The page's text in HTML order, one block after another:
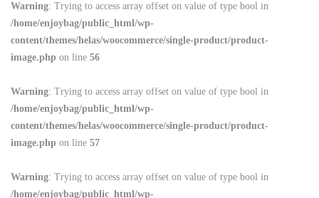
Warning: Trying to access array offset on value of type bool in
/home/enjoybag/public_html/wp-
content/themes/helas/woocommerce/single-product/product-
image.php on line 56
Warning: Trying to access array offset on value of type bool in
/home/enjoybag/public_html/wp-
content/themes/helas/woocommerce/single-product/product-
image.php on line 57
Warning: Trying to access array offset on value of type bool in
/home/enjoybag/public_html/wp-